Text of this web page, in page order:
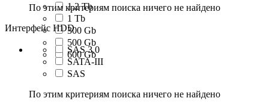
1.2 Tb
1 Tb
300 Gb
500 Gb
600 Gb
По этим критериям поиска ничего не найдено
Интерфейс HDD
SAS 3.0
SATA-III
SAS
По этим критериям поиска ничего не найдено